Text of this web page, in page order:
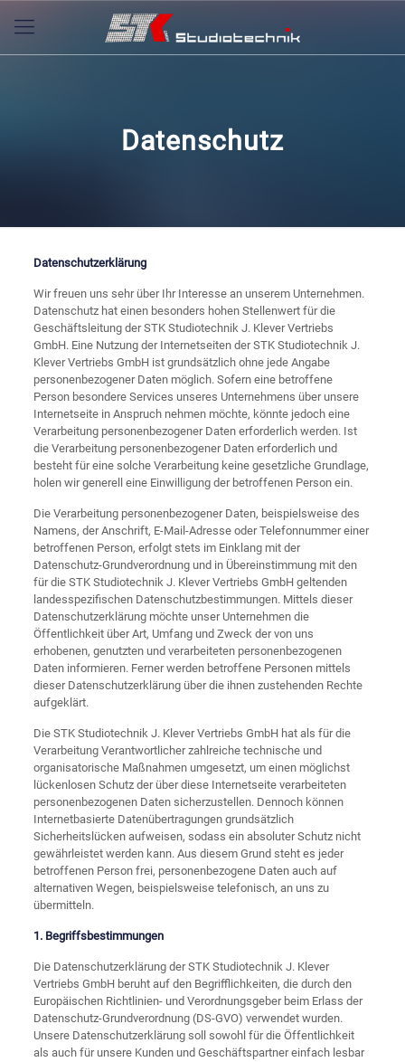
Datenschutz
Datenschutzerklärung
Wir freuen uns sehr über Ihr Interesse an unserem Unternehmen.
Datenschutz hat einen besonders hohen Stellenwert für die
Geschäftsleitung der STK Studiotechnik J. Klever Vertriebs
GmbH. Eine Nutzung der Internetseiten der STK Studiotechnik J.
Klever Vertriebs GmbH ist grundsätzlich ohne jede Angabe
personenbezogener Daten möglich. Sofern eine betroffene
Person besondere Services unseres Unternehmens über unsere
Internetseite in Anspruch nehmen möchte, könnte jedoch eine
Verarbeitung personenbezogener Daten erforderlich werden. Ist
die Verarbeitung personenbezogener Daten erforderlich und
besteht für eine solche Verarbeitung keine gesetzliche Grundlage,
holen wir generell eine Einwilligung der betroffenen Person ein.
Die Verarbeitung personenbezogener Daten, beispielsweise des
Namens, der Anschrift, E-Mail-Adresse oder Telefonnummer einer
betroffenen Person, erfolgt stets im Einklang mit der
Datenschutz-Grundverordnung und in Übereinstimmung mit den
für die STK Studiotechnik J. Klever Vertriebs GmbH geltenden
landesspezifischen Datenschutzbestimmungen. Mittels dieser
Datenschutzerklärung möchte unser Unternehmen die
Öffentlichkeit über Art, Umfang und Zweck der von uns
erhobenen, genutzten und verarbeiteten personenbezogenen
Daten informieren. Ferner werden betroffene Personen mittels
dieser Datenschutzerklärung über die ihnen zustehenden Rechte
aufgeklärt.
Die STK Studiotechnik J. Klever Vertriebs GmbH hat als für die
Verarbeitung Verantwortlicher zahlreiche technische und
organisatorische Maßnahmen umgesetzt, um einen möglichst
lückenlosen Schutz der über diese Internetseite verarbeiteten
personenbezogenen Daten sicherzustellen. Dennoch können
Internetbasierte Datenübertragungen grundsätzlich
Sicherheitslücken aufweisen, sodass ein absoluter Schutz nicht
gewährleistet werden kann. Aus diesem Grund steht es jeder
betroffenen Person frei, personenbezogene Daten auch auf
alternativen Wegen, beispielsweise telefonisch, an uns zu
übermitteln.
1. Begriffsbestimmungen
Die Datenschutzerklärung der STK Studiotechnik J. Klever
Vertriebs GmbH beruht auf den Begrifflichkeiten, die durch den
Europäischen Richtlinien- und Verordnungsgeber beim Erlass der
Datenschutz-Grundverordnung (DS-GVO) verwendet wurden.
Unsere Datenschutzerklärung soll sowohl für die Öffentlichkeit
als auch für unsere Kunden und Geschäftspartner einfach lesbar